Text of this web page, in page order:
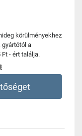
körülményekhez
gyártótól a
- ért találja.